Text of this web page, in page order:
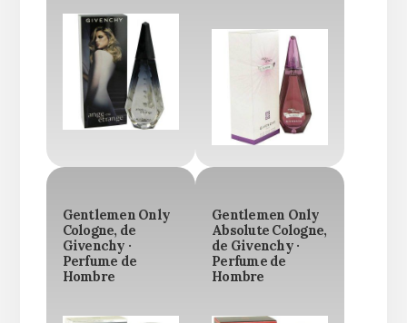
Gentlemen Only
Cologne, de
Givenchy ·
Perfume de
Hombre
Gentlemen Only
Absolute Cologne,
de Givenchy ·
Perfume de
Hombre